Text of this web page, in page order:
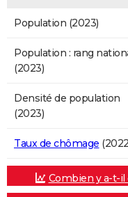
Population (2023)
Population : rang
(2023)
Densité de population
(2023)
Taux de chômage
Combien y a-t-il